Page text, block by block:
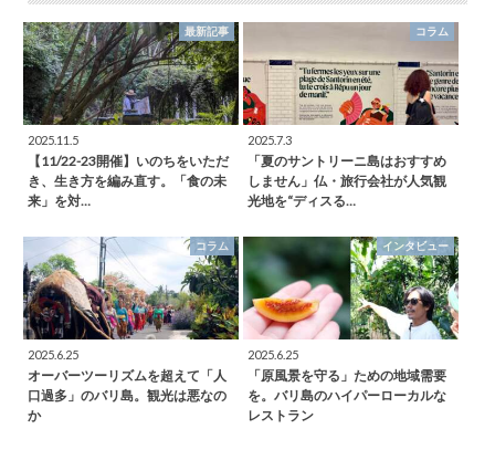
最新記事
2025.11.5
【11/22-23開催】いのちをいただ
き、生き方を編み直す。「食の未
来」を対…
コラム
2025.7.3
「夏のサントリーニ島はおすすめ
しません」仏・旅行会社が人気観
光地を“ディスる…
コラム
2025.6.25
オーバーツーリズムを超えて「人
口過多」のバリ島。観光は悪なの
か
インタビュー
2025.6.25
「原風景を守る」ための地域需要
を。バリ島のハイパーローカルな
レストラン